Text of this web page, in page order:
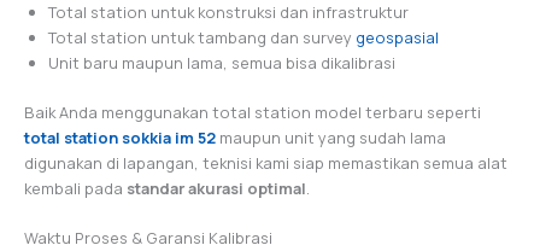
Total station untuk konstruksi dan infrastruktur
Total station untuk tambang dan survey geospasial
Unit baru maupun lama, semua bisa dikalibrasi
Baik Anda menggunakan total station model terbaru seperti
total station sokkia im 52 maupun unit yang sudah lama
digunakan di lapangan, teknisi kami siap memastikan semua alat
kembali pada standar akurasi optimal.
Waktu Proses & Garansi Kalibrasi